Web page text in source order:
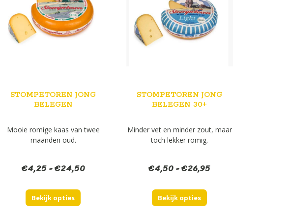
STOMPETOREN JONG
BELEGEN
Mooie romige kaas van twee
maanden oud.
€4,25-€24,50Prijsklasse:
Bekijk opties
STOMPETOREN JONG
BELEGEN 30+
Minder vet en minder zout, maar
toch lekker romig.
€4,50-€26,95Prijsklasse:
Bekijk opties